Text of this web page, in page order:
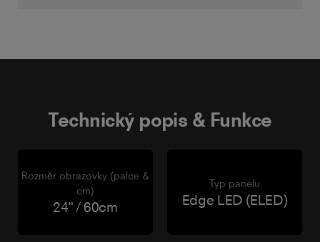
Technický popis & Funkce
Rozměr obrazovky (palce &
cm)
24" / 60cm
Typ panelu
Edge LED (ELED)